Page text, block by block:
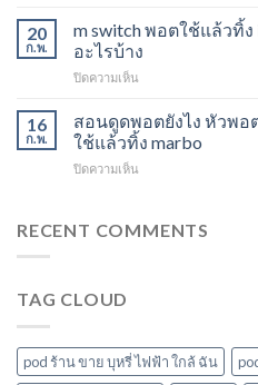
โบ
พีช
กลิ่น
พอ
ตมา
โบ
องุ่น
ขาย
ใช้
แล้ว
ใกล้
แล้ว
ทิ้ง
ส่ง
พอต
ชาร์จ
นาที
puff
20
ก.พ.
m switch พอตใช้แล้วทิ้
อะไรบ้าง
ปิดความเห็น
switch
พอต
ใช้
แล้ว
sparkling
16
ก.พ.
สอนดูดพอตยังไง หัวพอ
ใช้แล้วทิ้ง marbo
ปิดความเห็น
พอ
โบ
มี
RECENT COMMENTS
TAG CLOUD
pod ร้าน ขาย บุหรี่ ไฟฟ้า ใกล้ ฉัน